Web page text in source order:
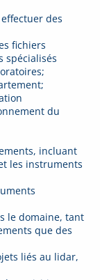
des
fichiers
spécialisés
du
incluant
les instruments
le domaine, tant
que des
liés au lidar,